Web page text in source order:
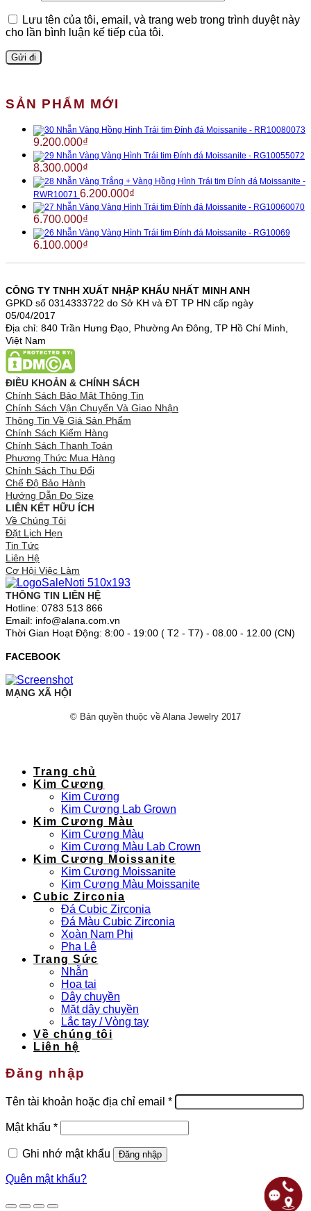
Lưu tên của tôi, email, và trang web trong trình duyệt này
cho lần bình luận kế tiếp của tôi.
SẢN PHẨM MỚI
Nhẫn Vàng Hồng Hình Trái tim Đính đá Moissanite - RR10080073
9.200.000₫
Nhẫn Vàng Vàng Hình Trái tim Đính đá Moissanite - RG10055072
8.300.000₫
Nhẫn Vàng Trắng + Vàng Hồng Hình Trái tim Đính đá Moissanite -
RWR10071 6.200.000₫
Nhẫn Vàng Vàng Hình Trái tim Đính đá Moissanite - RG10060070
6.700.000₫
Nhẫn Vàng Vàng Hình Trái tim Đính đá Moissanite - RG10069
6.100.000₫
CÔNG TY TNHH XUẤT NHẬP KHẨU NHẤT MINH ANH
GPKD số 0314333722 do Sở KH và ĐT TP HN cấp ngày
05/04/2017
Địa chỉ: 840 Trần Hưng Đạo, Phường An Đông, TP Hồ Chí Minh,
Việt Nam
ĐIỀU KHOẢN & CHÍNH SÁCH
Chính Sách Bảo Mật Thông Tin
Chính Sách Vận Chuyển Và Giao Nhận
Thông Tin Về Giá Sản Phẩm
Chính Sách Kiểm Hàng
Chính Sách Thanh Toán
Phương Thức Mua Hàng
Chính Sách Thu Đổi
Chế Độ Bảo Hành
Hướng Dẫn Đo Size
LIÊN KẾT HỮU ÍCH
Về Chúng Tôi
Đặt Lịch Hẹn
Tin Tức
Liên Hệ
Cơ Hội Việc Làm
THÔNG TIN LIÊN HỆ
Hotline: 0783 513 866
Email: info@alana.com.vn
Thời Gian Hoạt Động: 8:00 - 19:00 ( T2 - T7) - 08.00 - 12.00 (CN)
FACEBOOK
MẠNG XÃ HỘI
© Bản quyền thuộc về Alana Jewelry 2017
Trang chủ
Kim Cương
Kim Cương
Kim Cương Lab Grown
Kim Cương Màu
Kim Cương Màu
Kim Cương Màu Lab Crown
Kim Cương Moissanite
Kim Cương Moissanite
Kim Cương Màu Moissanite
Cubic Zirconia
Đá Cubic Zirconia
Đá Màu Cubic Zirconia
Xoàn Nam Phi
Pha Lê
Trang Sức
Nhẫn
Hoa tai
Dây chuyền
Mặt dây chuyền
Lắc tay / Vòng tay
Về chúng tôi
Liên hệ
Đăng nhập
Tên tài khoản hoặc địa chỉ email *Bắt
buộc
Mật khẩu *Bắt
buộc
Ghi nhớ mật khẩu
Đăng nhập
Quên mật khẩu?